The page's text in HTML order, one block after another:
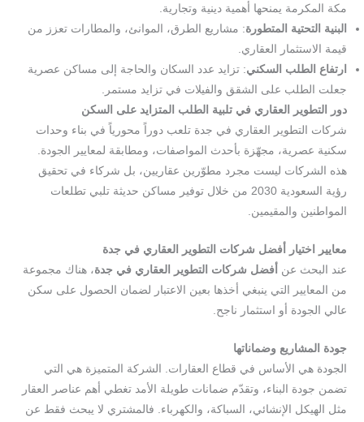
مكة المكرمة يمنحها أهمية دينية وتجارية.
البنية التحتية المتطورة: مشاريع الطرق، الموانئ، والمطارات تعزز من
قيمة الاستثمار العقاري.
ارتفاع الطلب السكني: تزايد عدد السكان والحاجة إلى مساكن عصرية
جعلت الطلب على الشقق والفيلات في تزايد مستمر.
دور التطوير العقاري في تلبية الطلب المتزايد على السكن
شركات التطوير العقاري في جدة تلعب دوراً محورياً في بناء وحدات
سكنية عصرية، مجهّزة بأحدث المواصفات، ومطابقة لمعايير الجودة.
هذه الشركات ليست مجرد مطوّرين عقاريين، بل شركاء في تحقيق
رؤية السعودية 2030 من خلال توفير مساكن حديثة تلبي تطلعات
المواطنين والمقيمين.
معايير اختيار أفضل شركات التطوير العقاري في جدة
عند البحث عن أفضل شركات التطوير العقاري في جدة، هناك مجموعة
من المعايير التي ينبغي أخذها بعين الاعتبار لضمان الحصول على سكن
عالي الجودة أو استثمار ناجح.
جودة المشاريع وضماناتها
الجودة هي الأساس في قطاع العقارات. الشركة المتميزة هي التي
تضمن جودة البناء، وتقدّم ضمانات طويلة الأمد تغطي أهم عناصر العقار
مثل الهيكل الإنشائي، السباكة، والكهرباء. فالمشتري لا يبحث فقط عن